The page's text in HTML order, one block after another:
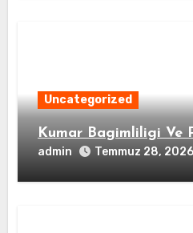
Uncategorized
Kumar Bagimliligi Ve
admin Temmuz 28, 2026